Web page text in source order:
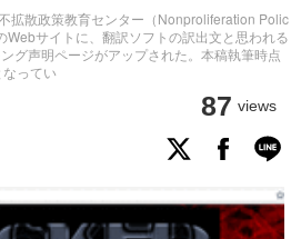
拡散政策教育センター（Nonproliferation Polic
サイトに、翻訳ソフトの訳出文と思われる
グ声明ページがアップされた。本稿執筆時点
ってい
87 views